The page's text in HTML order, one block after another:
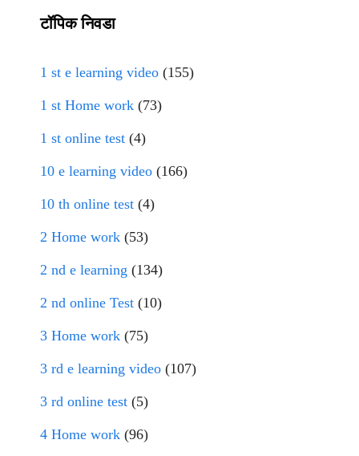
टॉपिक निवडा
1 st e learning video (155)
1 st Home work (73)
1 st online test (4)
10 e learning video (166)
10 th online test (4)
2 Home work (53)
2 nd e learning (134)
2 nd online Test (10)
3 Home work (75)
3 rd e learning video (107)
3 rd online test (5)
4 Home work (96)